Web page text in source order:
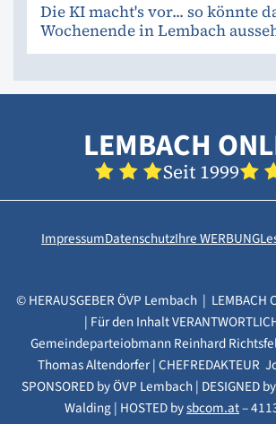
Die KI macht's vor... so könnte
Wochenende in Lembach
LEMBACH
Seit 1999
ImpressumDatenschutzIhre WERBUNG
© HERAUSGEBER ÖVP Lembach | LEMBACH
| Für den Inhalt
Gemeindeparteiobmann Reinhard
Thomas Altendorfer | CHEFREDAKTEUR
SPONSORED by ÖVP Lembach | DESIGNED by
Walding | HOSTED bysbcom.at–